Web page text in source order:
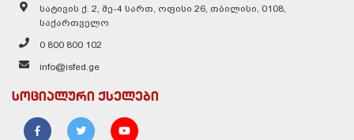
სატივის ქ. 2, მე-4 სართ, ოფისი 26, თბილისი, 0108,
საქართველო
0 800 800 102
info@isfed.ge
სოციალური ქსელები